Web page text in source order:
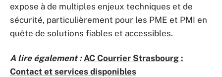
expose à de multiples enjeux techniques et de
sécurité, particulièrement pour les PME et PMI en
quête de solutions fiables et accessibles.
A lire également : AC Courrier Strasbourg :
Contact et services disponibles